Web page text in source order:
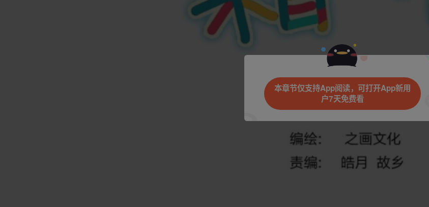
本章节仅支持App阅读，可打开App新用
户7天免费看